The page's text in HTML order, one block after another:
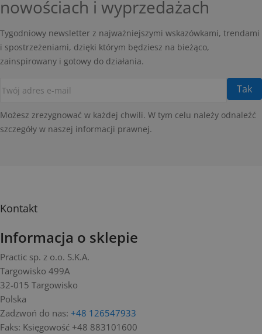
nowościach i wyprzedażach
Tygodniowy newsletter z najważniejszymi wskazówkami, trendami
i spostrzeżeniami, dzięki którym będziesz na bieżąco,
zainspirowany i gotowy do działania.
Możesz zrezygnować w każdej chwili. W tym celu należy odnaleźć
szczegóły w naszej informacji prawnej.
Kontakt
Informacja o sklepie
Practic sp. z o.o. S.K.A.
Targowisko 499A
32-015 Targowisko
Polska
Zadzwoń do nas: +48 126547933
Faks: Księgowość +48 883101600